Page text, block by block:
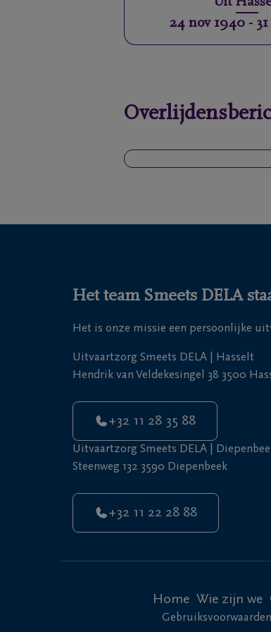
24 nov 1940-
Het team Smeets DELA
Het is onze missie een persoonlijke
Uitvaartzorg Smeets DELA | Hasselt
Hendrik van Veldekesingel 38 3500
+32 11 28 35 88
Uitvaartzorg Smeets DELA |
Steenweg 132 3590 Diepenbeek
+32 11 22 28 88
Home Wie zijn we
Gebruiksvoorwaarden